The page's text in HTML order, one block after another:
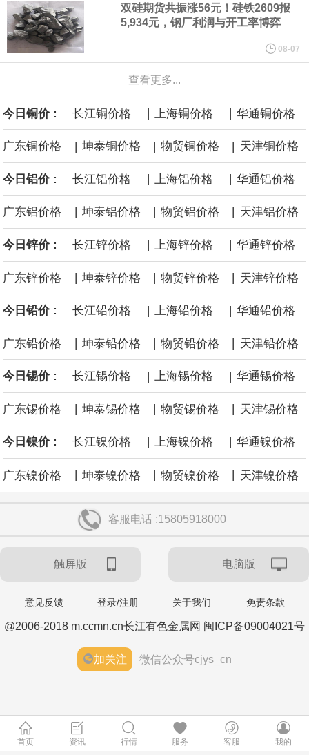
到采购的总费用可能高达2750亿美元，为美国有史以来最昂贵的水
面战舰项目之一。 根据CBO的初步估算，首舰造价约234亿美元，
黄金价格有望录得自今年1月以来最大单周涨幅。油价走弱为金价提
元上方的盘整区间中进一步上涨。
海力士：龙仁工厂将生产高带宽内存（HBM）及其他下一代动态随
机存取存储器（DRAM）。
必和必拓港口联合工会：必和必拓西澳大利亚铁矿石业务的工人已
通知，将于8月9日实施24小时停工。
双硅期货共振涨56元！硅铁2609报
5,934元，钢厂利润与开工率博弈
08-07
查看更多...
今日铜价 : 长江铜价格 | 上海铜价格 | 华通铜价格
广东铜价格 | 坤泰铜价格 | 物贸铜价格 | 天津铜价格
今日铝价 : 长江铝价格 上海铝价格 华通铝价格
广东铝价格 | 坤泰铝价格 | 物贸铝价格 | 天津铝价格
今日锌价 : 长江锌价格 上海锌价格 华通锌价格
广东锌价格 | 坤泰锌价格 | 物贸锌价格 | 天津锌价格
今日铅价 : 长江铅价格 | 上海铅价格 | 华通铅价格
广东铅价格 坤泰铅价格 物贸铅价格 天津铅价格
今日锡价 : 长江锡价格 | 上海锡价格 | 华通锡价格
广东锡价格 坤泰锡价格 物贸锡价格 天津锡价格
今日镍价 : 长江镍价格 | 上海镍价格 | 华通镍价格
广东镍价格 | 坤泰镍价格 | 物贸镍价格 | 天津镍价格
客服电话 :15805918000
触屏版 电脑版
意见反馈 登录/注册 关于我们 免责条款
@2006-2018 m.ccmn.cn长江有色金属网 闽ICP备09004021号
加关注 微信公众号cjys_cn
首页 资讯 行情 服务 客服 我的